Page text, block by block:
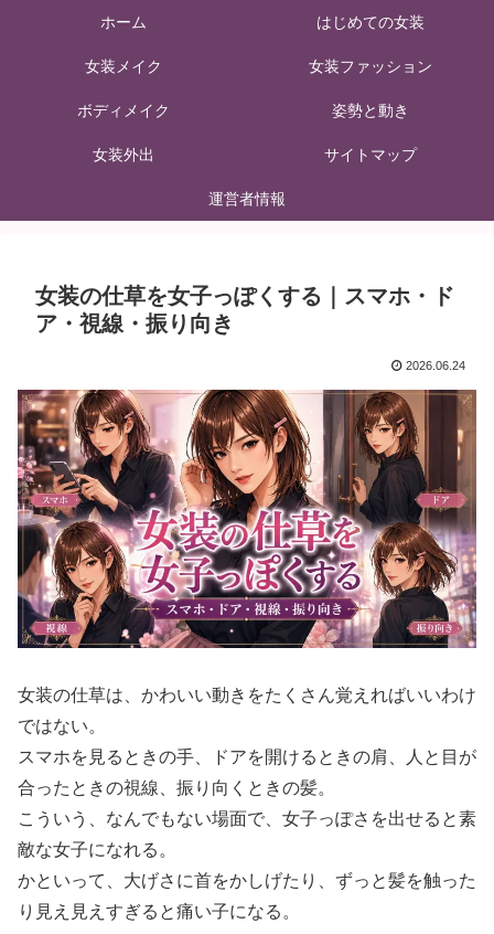
ホーム はじめての女装
女装メイク 女装ファッション
ボディメイク 姿勢と動き
女装外出 サイトマップ
運営者情報
女装の仕草を女子っぽくする｜スマホ・ド
ア・視線・振り向き
2026.06.24
女装の仕草は、かわいい動きをたくさん覚えればいいわけ
ではない。
スマホを見るときの手、ドアを開けるときの肩、人と目が
合ったときの視線、振り向くときの髪。
こういう、なんでもない場面で、女子っぽさを出せると素
敵な女子になれる。
かといって、大げさに首をかしげたり、ずっと髪を触った
り見え見えすぎると痛い子になる。